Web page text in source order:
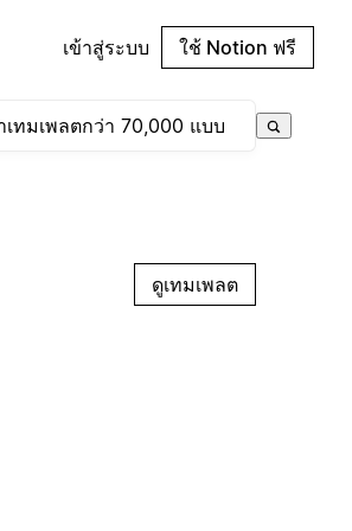
เข้าสู่ระบบ ใช้ Notion ฟรี
ดูเทมเพลต